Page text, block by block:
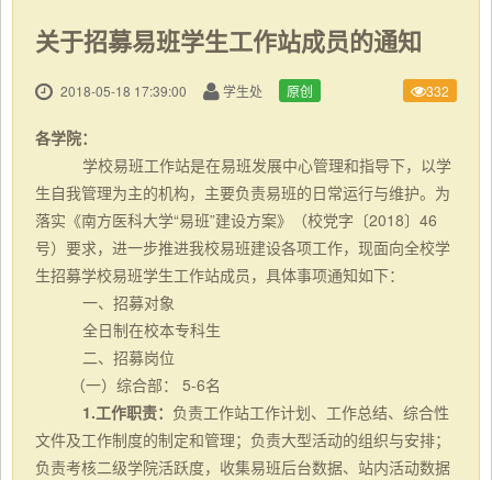
关于招募易班学生工作站成员的通知
2018-05-18 17:39:00 学生处 原创 332
各学院：
学校易班工作站是在易班发展中心管理和指导下，以学
生自我管理为主的机构，主要负责易班的日常运行与维护。为
落实《南方医科大学“易班”建设方案》（校党字〔2018〕46
号）要求，进一步推进我校易班建设各项工作，现面向全校学
生招募学校易班学生工作站成员，具体事项通知如下：
一、招募对象
全日制在校本专科生
二、招募岗位
（一）综合部：
5-6名
1.工作职责： 负责工作站工作计划、工作总结、综合性
文件及工作制度的制定和管理；负责大型活动的组织与安排；
负责考核二级学院活跃度，收集易班后台数据、站内活动数据